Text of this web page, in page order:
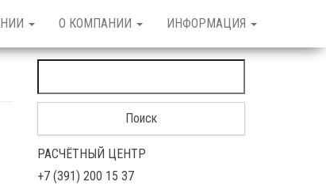
О КОМПАНИИ ИНФОРМАЦИЯ
РАСЧЁТНЫЙ ЦЕНТР
+7 (391) 200 15 37